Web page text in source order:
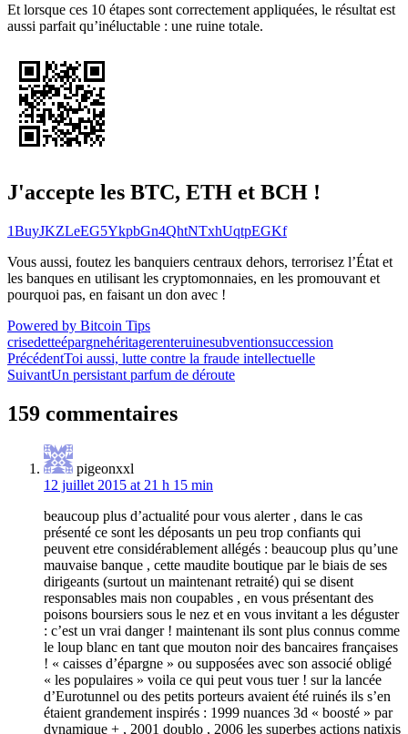
Et lorsque ces 10 étapes sont correctement appliquées, le résultat est
aussi parfait qu’inéluctable : une ruine totale.
J'accepte les BTC, ETH et BCH !
1BuyJKZLeEG5YkpbGn4QhtNTxhUqtpEGKf
Vous aussi, foutez les banquiers centraux dehors, terrorisez l’État et
les banques en utilisant les cryptomonnaies, en les promouvant et
pourquoi pas, en faisant un don avec !
Powered by Bitcoin Tips
crisedetteépargnehéritagerenteruinesubventionsuccession
Navigation
de
l’article
PrécédentToi aussi, lutte contre la fraude intellectuelle
SuivantUn persistant parfum de déroute
159 commentaires
pigeonxxl
12 juillet 2015 at 21 h 15 min
beaucoup plus d’actualité pour vous alerter , dans le cas
présenté ce sont les déposants un peu trop confiants qui
peuvent etre considérablement allégés : beaucoup plus qu’une
mauvaise banque , cette maudite boutique par le biais de ses
dirigeants (surtout un maintenant retraité) qui se disent
responsables mais non coupables , en vous présentant des
poisons boursiers sous le nez et en vous invitant a les déguster
: c’est un vrai danger ! maintenant ils sont plus connus comme
le loup blanc en tant que mouton noir des bancaires françaises
! « caisses d’épargne » ou supposées avec son associé obligé
« les populaires » voila ce qui peut vous tuer ! sur la lancée
d’Eurotunnel ou des petits porteurs avaient été ruinés ils s’en
étaient grandement inspirés : 1999 nuances 3d « boosté » par
dynamique + , 2001 doublo , 2006 les superbes actions natixis